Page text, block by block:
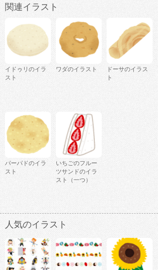
関連イラスト
イドゥリのイラ
スト
ワダのイラスト
ドーサのイラス
ト
パーパドのイラ
スト
いちごのフルー
ツサンドのイラ
スト（一つ）
人気のイラスト